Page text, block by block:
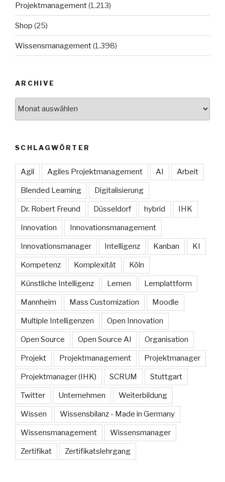
Projektmanagement(1.213)
Shop (25)
Wissensmanagement(1.398)
ARCHIVE
SCHLAGWÖRTER
Agil Agiles Projektmanagement AI Arbeit
Blended Learning Digitalisierung
Dr. Robert Freund Düsseldorf hybrid IHK
Innovation Innovationsmanagement
Innovationsmanager Intelligenz Kanban KI
Kompetenz Komplexität Köln
Künstliche Intelligenz Lernen Lernplattform
Mannheim Mass Customization Moodle
Multiple Intelligenzen Open Innovation
Open Source Open Source AI Organisation
Projekt Projektmanagement Projektmanager
Projektmanager (IHK) SCRUM Stuttgart
Twitter Unternehmen Weiterbildung
Wissen Wissensbilanz - Made in Germany
Wissensmanagement Wissensmanager
Zertifikat Zertifikatslehrgang